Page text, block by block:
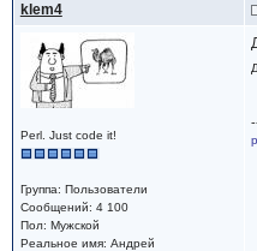
klem4
Perl. Just code it!
Группа: Пользователи
Сообщений: 4 100
Пол: Мужской
Реальное имя: Андрей